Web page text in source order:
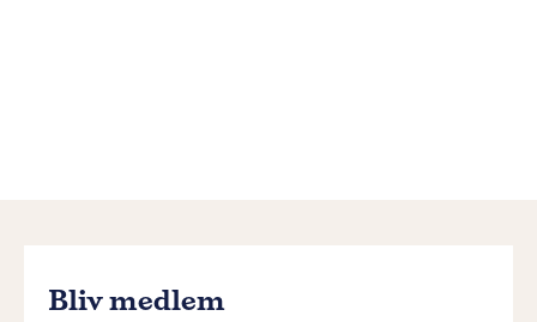
Bliv medlem